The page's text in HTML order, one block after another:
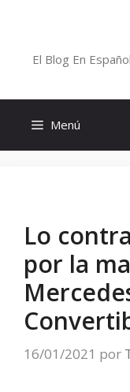
El Blog En
Menú
Lo
por la
16/01/2021 por